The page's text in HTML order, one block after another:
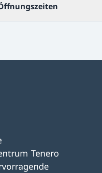
Tenero